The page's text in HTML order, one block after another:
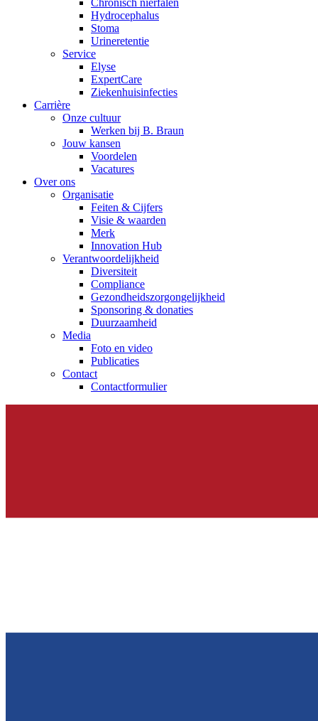
Chronisch nierfalen
​​Hydrocephalus
Stoma
Urineretentie
Service
Elyse
ExpertCare
Ziekenhuisinfecties
Carrière
Onze cultuur
Werken bij B. Braun
Jouw kansen
Voordelen
Vacatures
Over ons
Organisatie
Feiten & Cijfers
Visie & waarden
Merk
Innovation Hub
Verantwoordelijkheid
Diversiteit
Compliance
Gezondheidszorgongelijkheid​
Sponsoring & donaties
Duurzaamheid
Media
Foto en video
Publicaties
Contact
Contactformulier